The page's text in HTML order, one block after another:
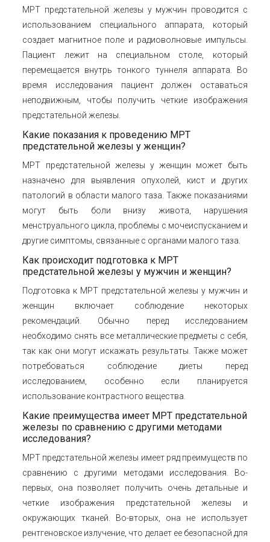
МРТ предстательной железы у мужчин проводится с
использованием специального аппарата, который
создает магнитное поле и радиоволновые импульсы.
Пациент лежит на специальном столе, который
перемещается внутрь тонкого туннеля аппарата. Во
время исследования пациент должен оставаться
неподвижным, чтобы получить четкие изображения
предстательной железы.
Какие показания к проведению МРТ
предстательной железы у женщин?
МРТ предстательной железы у женщин может быть
назначено для выявления опухолей, кист и других
патологий в области малого таза. Также показаниями
могут быть боли внизу живота, нарушения
менструального цикла, проблемы с мочеиспусканием и
другие симптомы, связанные с органами малого таза.
Как происходит подготовка к МРТ
предстательной железы у мужчин и женщин?
Подготовка к МРТ предстательной железы у мужчин и
женщин включает соблюдение некоторых
рекомендаций. Обычно перед исследованием
необходимо снять все металлические предметы с себя,
так как они могут искажать результаты. Также может
потребоваться соблюдение диеты перед
исследованием, особенно если планируется
использование контрастного вещества.
Какие преимущества имеет МРТ предстательной
железы по сравнению с другими методами
исследования?
МРТ предстательной железы имеет ряд преимуществ по
сравнению с другими методами исследования. Во-
первых, она позволяет получить очень детальные и
четкие изображения предстательной железы и
окружающих тканей. Во-вторых, она не использует
рентгеновское излучение, что делает ее безопасной для